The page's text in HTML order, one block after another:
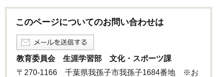
このページについてのお問い合わせは
教育委員会 生涯学習部 文化・スポーツ課
〒270-1166 千葉県我孫子市我孫子1684番地 ※お